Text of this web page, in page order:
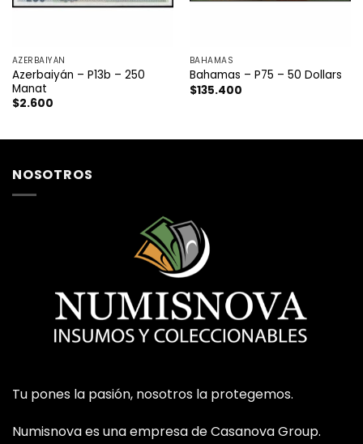
AZERBAIYÁN
Azerbaiyán – P13b – 250
Manat
$2.600
BAHAMAS
Bahamas – P75 – 50 Dollars
$135.400
NOSOTROS
Tu pones la pasión, nosotros la protegemos.
Numisnova es una empresa de Casanova Group.